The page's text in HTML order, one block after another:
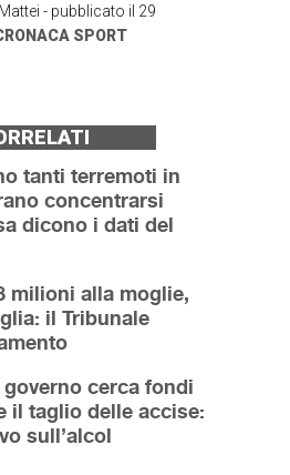
- pubblicato il 29
SPORT
tanti terremoti in
concentrarsi
dicono i dati del
milioni alla moglie,
il Tribunale
cerca fondi
il taglio delle accise:
sull’alcol